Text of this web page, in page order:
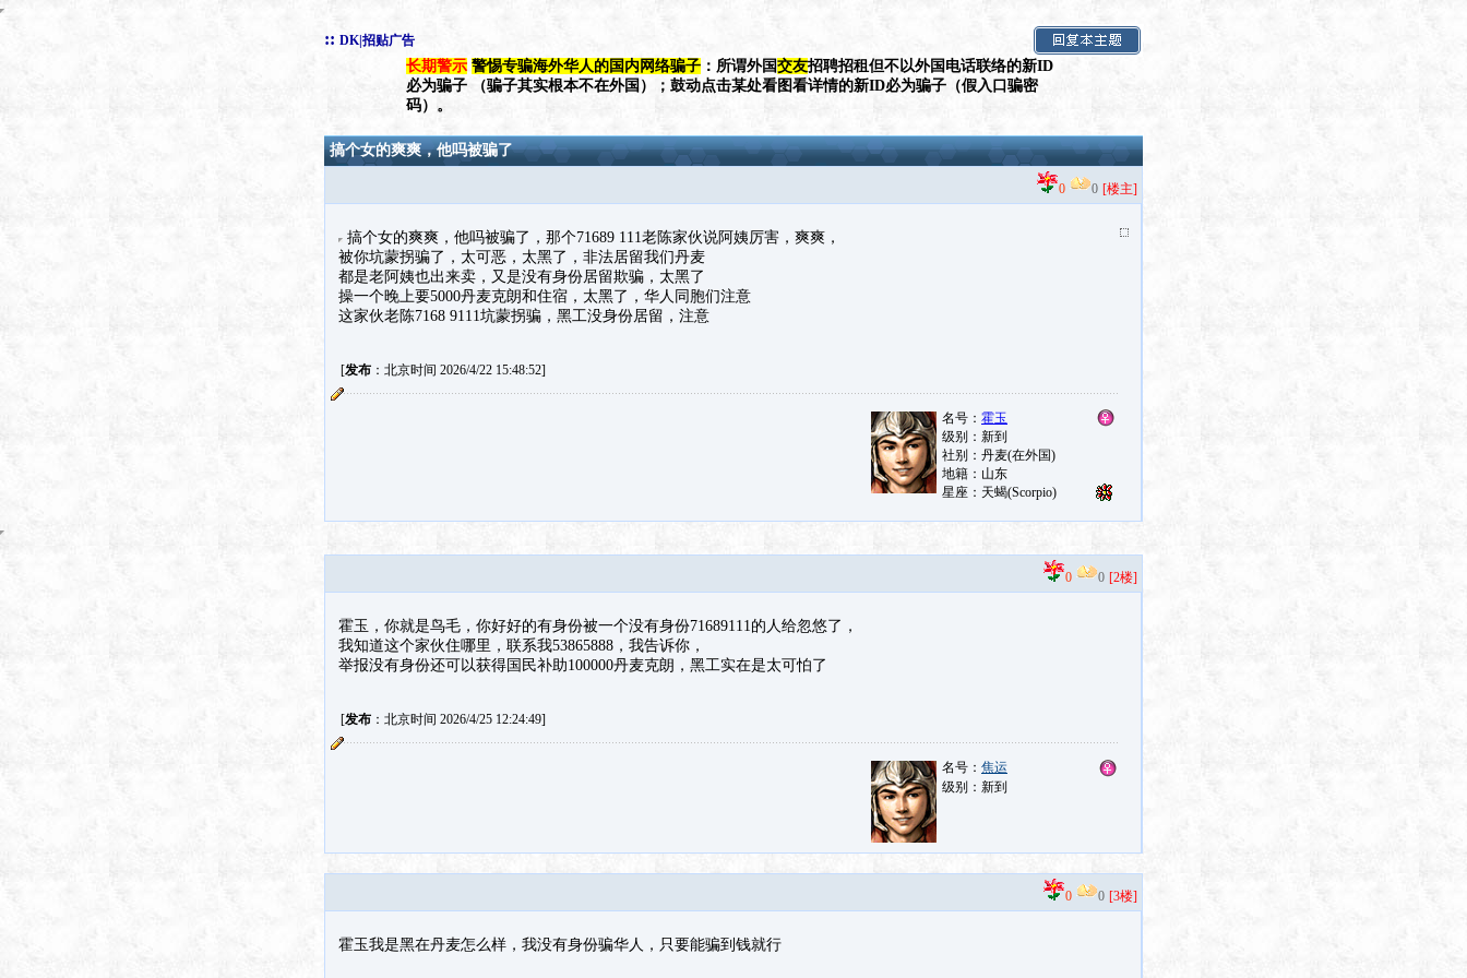
:: DK|招贴广告
长期警示 警惕专骗海外华人的国内网络骗子 ：所谓外国交友招聘招租但不以外国电话联络的新ID
必为骗子 （骗子其实根本不在外国）；鼓动点击某处看图看详情的新ID必为骗子（假入口骗密
码）。
搞个女的爽爽，他吗被骗了
0 0 [楼主]
搞个女的爽爽，他吗被骗了，那个71689 111老陈家伙说阿姨厉害，爽爽，
被你坑蒙拐骗了，太可恶，太黑了，非法居留我们丹麦
都是老阿姨也出来卖，又是没有身份居留欺骗，太黑了
操一个晚上要5000丹麦克朗和住宿，太黑了，华人同胞们注意
这家伙老陈7168 9111坑蒙拐骗，黑工没身份居留，注意
[发布：北京时间 2026/4/22 15:48:52]
0 0 [2楼]
霍玉，你就是鸟毛，你好好的有身份被一个没有身份71689111的人给忽悠了，
我知道这个家伙住哪里，联系我53865888，我告诉你，
举报没有身份还可以获得国民补助100000丹麦克朗，黑工实在是太可怕了
[发布：北京时间 2026/4/25 12:24:49]
名号： 焦运
级别：新到
0 0 [3楼]
霍玉我是黑在丹麦怎么样，我没有身份骗华人，只要能骗到钱就行